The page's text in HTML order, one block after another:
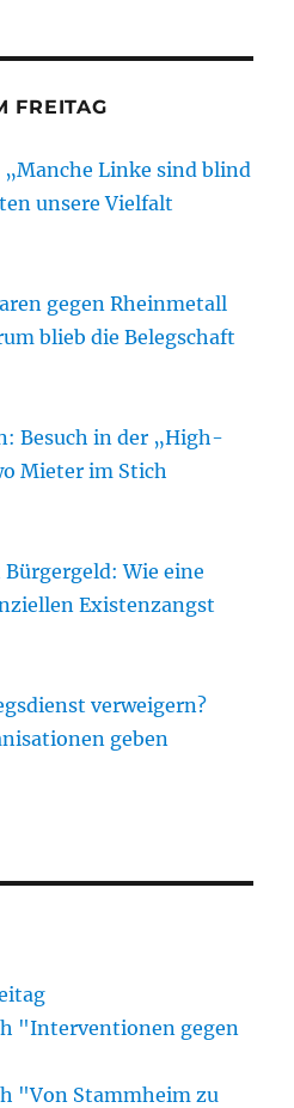
FREITAG
Linke sind blind
unsere Vielfalt
gegen Rheinmetall
blieb die Belegschaft
Besuch in der „High-
Mieter im Stich
Wie eine
Existenzangst
verweigern?
geben
"Interventionen gegen
"Von Stammheim zu